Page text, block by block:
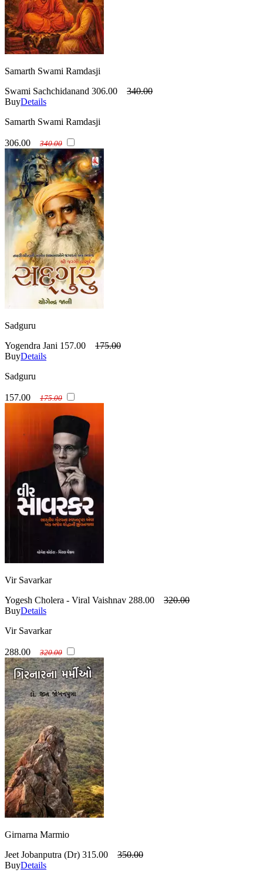
Samarth Swami Ramdasji
Swami Sachchidanand 306.00
340.00
BuyDetails
Samarth Swami Ramdasji
306.00 340.00
Sadguru
Yogendra Jani 157.00
175.00
BuyDetails
Sadguru
157.00 175.00
Vir Savarkar
Yogesh Cholera - Viral Vaishnav 288.00
320.00
BuyDetails
Vir Savarkar
288.00 320.00
Girnarna Marmio
Jeet Jobanputra (Dr) 315.00
350.00
BuyDetails